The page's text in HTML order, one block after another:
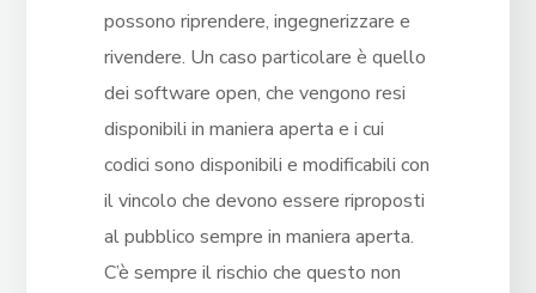
possono riprendere, ingegnerizzare e
rivendere. Un caso particolare è quello
dei software open, che vengono resi
disponibili in maniera aperta e i cui
codici sono disponibili e modificabili con
il vincolo che devono essere riproposti
al pubblico sempre in maniera aperta.
C’è sempre il rischio che questo non